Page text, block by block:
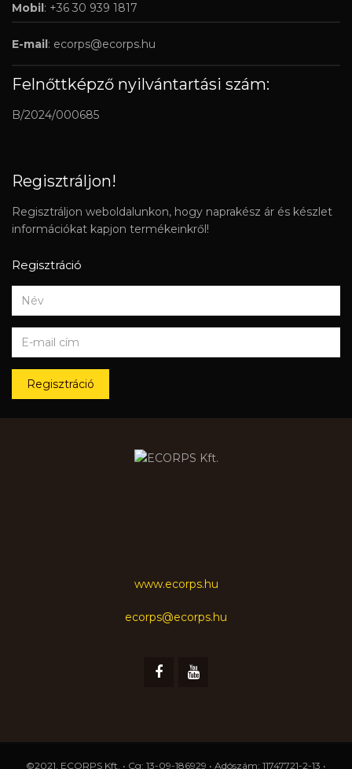
Mobil: +36 30 939 1817
E-mail: ecorps@ecorps.hu
Felnőttképző nyilvántartási szám:
B/2024/000685
Regisztráljon!
Regisztráljon weboldalunkon, hogy naprakész ár és készlet
információkat kapjon termékeinkről!
Regisztráció
Regisztráció
www.ecorps.hu
ecorps@ecorps.hu
©2021, ECORPS Kft. • Cg: 13-09-186929 • Adószám: 11747721-2-13 •